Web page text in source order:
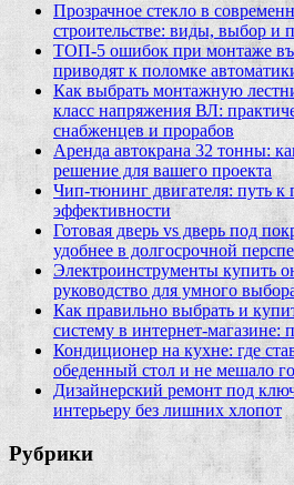
Прозрачное стекло в
строительстве: виды, выбор и
ТОП-5 ошибок при монтаже
приводят к поломке
Как выбрать монтажную
класс напряжения ВЛ:
снабженцев и прорабов
Аренда автокрана 32 тонны:
решение для вашего проекта
Чип‑тюнинг двигателя: путь
эффективности
Готовая дверь vs дверь под
удобнее в долгосрочной
Электроинструменты купить
руководство для умного
Как правильно выбрать и
систему в интернет‑магазине:
Кондиционер на кухне: где
обеденный стол и не мешало
Дизайнерский ремонт под
интерьеру без лишних хлопот
Рубрики